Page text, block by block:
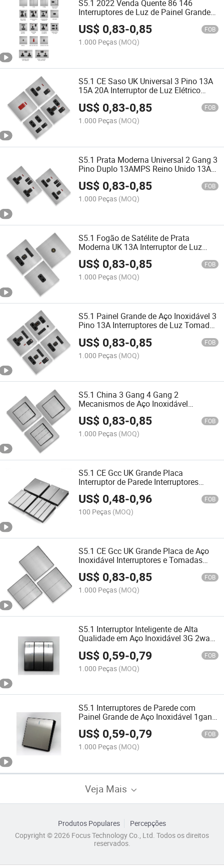
S5.1 2022 Venda Quente 86 146
Interruptores de Luz de Painel Grande
em Aço Inoxidável Zigbee para Casa
US$ 0,83-0,85 FOB
1.000 Peças (MOQ)
S5.1 CE Saso UK Universal 3 Pino 13A
15A 20A Interruptor de Luz Elétrico
US$ 0,83-0,85 FOB
1.000 Peças (MOQ)
S5.1 Prata Moderna Universal 2 Gang 3
Pino Duplo 13AMPS Reino Unido 13A
Interruptor de Parede Interruptor de Luz
de Parede
US$ 0,83-0,85 FOB
1.000 Peças (MOQ)
S5.1 Fogão de Satélite de Prata
Moderna UK 13A Interruptor de Luz
Interruptor WiFi Tomada de Luz e
Interruptor
US$ 0,83-0,85 FOB
1.000 Peças (MOQ)
S5.1 Painel Grande de Aço Inoxidável 3
Pino 13A Interruptores de Luz Tomadas
Interruptor de Parede
US$ 0,83-0,85 FOB
1.000 Peças (MOQ)
S5.1 China 3 Gang 4 Gang 2
Mecanismos de Aço Inoxidável
Elétricos e Tomadas Interruptor Elétrico
para Casa
US$ 0,83-0,85 FOB
1.000 Peças (MOQ)
S5.1 CE Gcc UK Grande Placa
Interruptor de Parede Interruptores
Elétricos e Tomadas Interruptor de Luz
US$ 0,48-0,96 FOB
100 Peças (MOQ)
S5.1 CE Gcc UK Grande Placa de Aço
Inoxidável Interruptores e Tomadas
Elétricas
US$ 0,83-0,85 FOB
1.000 Peças (MOQ)
S5.1 Interruptor Inteligente de Alta
Qualidade em Aço Inoxidável 3G 2way
US$ 0,59-0,79 FOB
1.000 Peças (MOQ)
S5.1 Interruptores de Parede com
Painel Grande de Aço Inoxidável 1gang
2 Interruptor de Tomada de Piano para
Casa
US$ 0,59-0,79 FOB
1.000 Peças (MOQ)
Veja Mais
Produtos Populares
Percepções
Copyright © 2026 Focus Technology Co., Ltd. Todos os direitos
reservados.